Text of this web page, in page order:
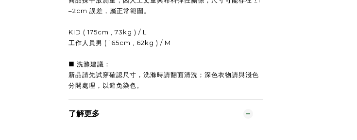
–2cm 誤差，屬正常範圍。
KID ( 175cm , 73kg ) / L
工作人員男 ( 165cm , 62kg ) / M
■ 洗滌建議：
新品請先試穿確認尺寸，洗滌時請翻面清洗；深色衣物請與淺色
分開處理，以避免染色。
了解更多